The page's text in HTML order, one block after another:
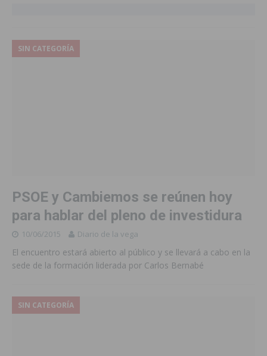
SIN CATEGORÍA
PSOE y Cambiemos se reúnen hoy
para hablar del pleno de investidura
10/06/2015 Diario de la vega
El encuentro estará abierto al público y se llevará a cabo en la
sede de la formación liderada por Carlos Bernabé
SIN CATEGORÍA